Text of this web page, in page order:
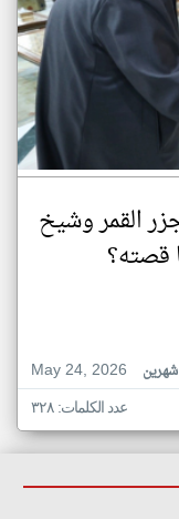
القمر وشيخ
قصته؟
May 24, 2026
عدد الكلمات: ٣٢٨